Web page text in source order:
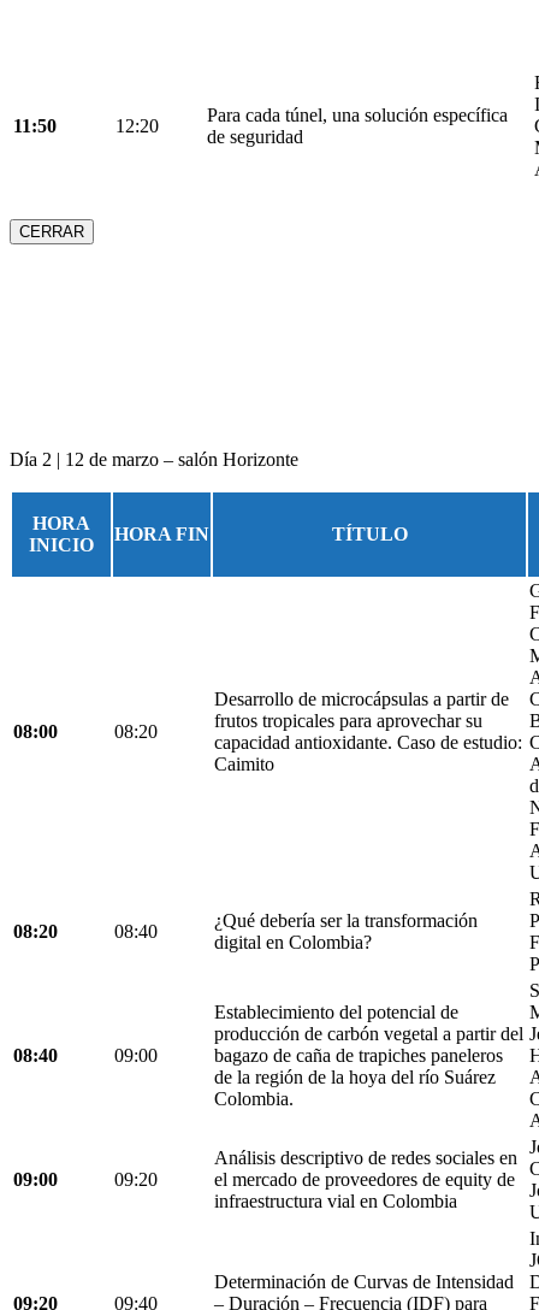
11:50 12:20
Para cada túnel, una solución específica
de seguridad
CERRAR
Día 2 | 12 de marzo – salón Horizonte
HORA
INICIO
HORA FIN TÍTULO
08:00 08:20
Desarrollo de microcápsulas a partir de
frutos tropicales para aprovechar su
capacidad antioxidante. Caso de estudio:
Caimito
08:20 08:40
¿Qué debería ser la transformación
digital en Colombia?
08:40 09:00
Establecimiento del potencial de
producción de carbón vegetal a partir del
bagazo de caña de trapiches paneleros
de la región de la hoya del río Suárez
Colombia.
09:00 09:20
Análisis descriptivo de redes sociales en
el mercado de proveedores de equity de
infraestructura vial en Colombia
09:20 09:40
Determinación de Curvas de Intensidad
– Duración – Frecuencia (IDF) para